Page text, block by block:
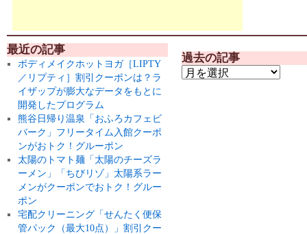
最近の記事
ボディメイクホットヨガ［LIPTY
／リプティ］割引クーポンは？ラ
イザップが膨大なデータをもとに
開発したプログラム
熊谷日帰り温泉「おふろカフェビ
バーク」フリータイム入館クーポ
ンがおトク！グルーポン
太陽のトマト麺「太陽のチーズラ
ーメン」「ちびリゾ」太陽系ラー
メンがクーポンでおトク！グルー
ポン
宅配クリーニング「せんたく便保
管パック（最大10点）」割引クー
過去の記事